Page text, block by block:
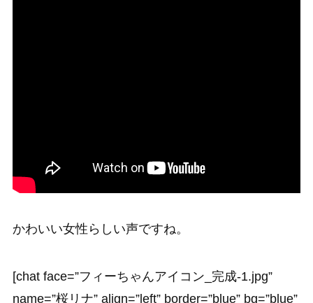
かわいい女性らしい声ですね。
[chat face=”フィーちゃんアイコン_完成-1.jpg”
name=”桜リナ” align=”left” border=”blue” bg=”blue”